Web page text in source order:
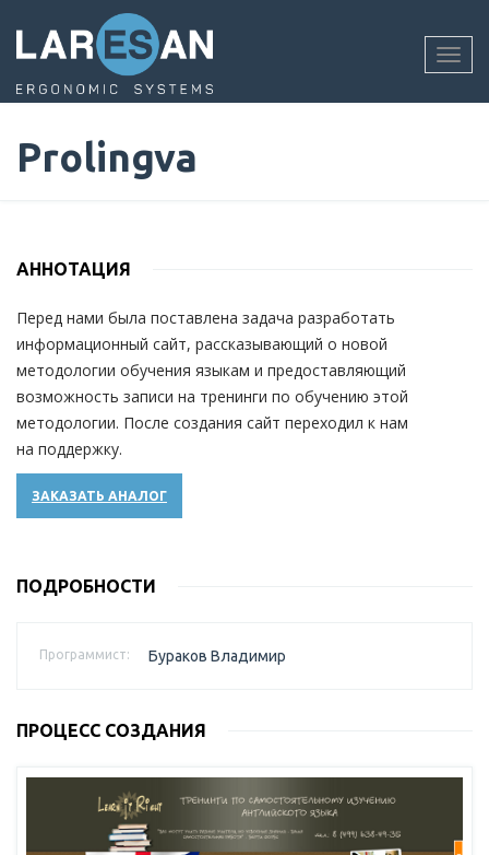
основному
Prolingva
АННОТАЦИЯ
Перед нами была поставлена задача разработать
информационный сайт, рассказывающий о новой
методологии обучения языкам и предоставляющий
возможность записи на тренинги по обучению этой
методологии. После создания сайт переходил к нам
на поддержку.
ЗАКАЗАТЬ АНАЛОГ
ПОДРОБНОСТИ
Программист: Бураков Владимир
ПРОЦЕСС СОЗДАНИЯ